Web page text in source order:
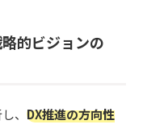
的ビジョンの
、 DX推進の方向性